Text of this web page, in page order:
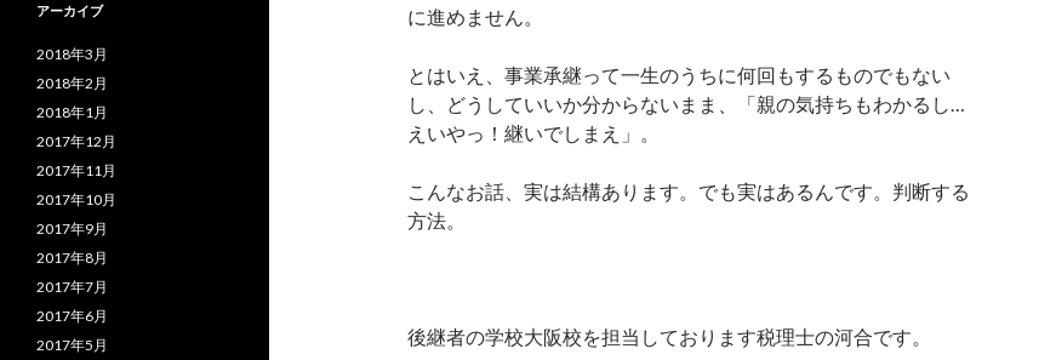
に進めません。
とはいえ、事業承継って一生のうちに何回もするものでもない
し、どうしていいか分からないまま、「親の気持ちもわかるし…
えいやっ！継いでしまえ」。
こんなお話、実は結構あります。でも実はあるんです。判断する
方法。
後継者の学校大阪校を担当しております税理士の河合です。
アーカイブ
2018年3月
2018年2月
2018年1月
2017年12月
2017年11月
2017年10月
2017年9月
2017年8月
2017年7月
2017年6月
2017年5月